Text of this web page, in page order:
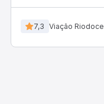
7,3 Viação Riodoce